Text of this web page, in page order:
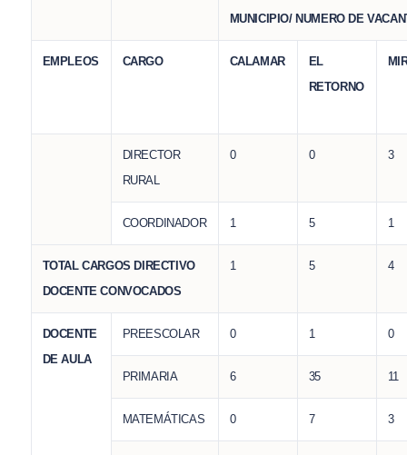
MUNICIPIO/ NUMERO DE
EMPLEOS CARGO CALAMAR
EL
RETORNO
DIRECTOR
RURAL
0 0 3
COORDINADOR 1 5 1
TOTAL CARGOS DIRECTIVO
DOCENTE CONVOCADOS
1 5 4
DOCENTE
DE AULA
PREESCOLAR 0 1 0
PRIMARIA 6 35 11
MATEMÁTICAS 0 7 3